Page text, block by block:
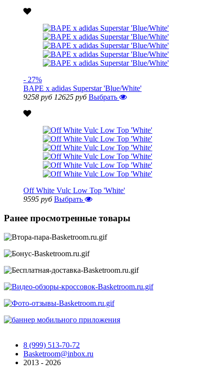
- 27%
BAPE x adidas Superstar 'Blue/White'
9258 руб 12625 руб Выбрать
Off White Vulc Low Top 'White'
9595 руб Выбрать
Ранее просмотренные товары
8 (999) 513-70-72
Basketroom@inbox.ru
2013 - 2026